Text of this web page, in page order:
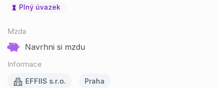
Plný úvazek
Mzda
Navrhni si mzdu
Informace
EFFIIS s.r.o.
Praha